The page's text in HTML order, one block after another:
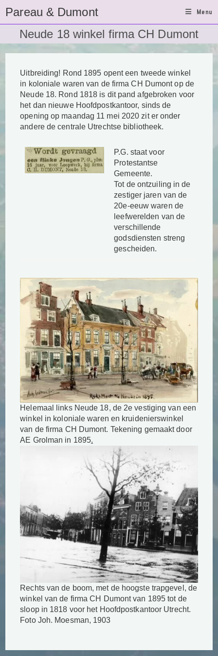
naar
inhoud
Pareau & Dumont Menu
Neude 18 winkel firma CH Dumont
Uitbreiding! Rond 1895 opent een tweede winkel
in koloniale waren van de firma CH Dumont op de
Neude 18. Rond 1818 is dit pand afgebroken voor
het dan nieuwe Hoofdpostkantoor, sinds de
opening op maandag 11 mei 2020 zit er onder
andere de centrale Utrechtse bibliotheek.
P.G. staat voor
Protestantse
Gemeente.
Tot de ontzuiling in de
zestiger jaren van de
20e-eeuw waren de
leefwerelden van de
verschillende
godsdiensten streng
gescheiden.
Helemaal links Neude 18, de 2e vestiging van een
winkel in koloniale waren en kruidenierswinkel
van de firma CH Dumont. Tekening gemaakt door
AE Grolman in 1895.
Rechts van de boom, met de hoogste trapgevel, de
winkel van de firma CH Dumont van 1895 tot de
sloop in 1818 voor het Hoofdpostkantoor Utrecht.
Foto Joh. Moesman, 1903